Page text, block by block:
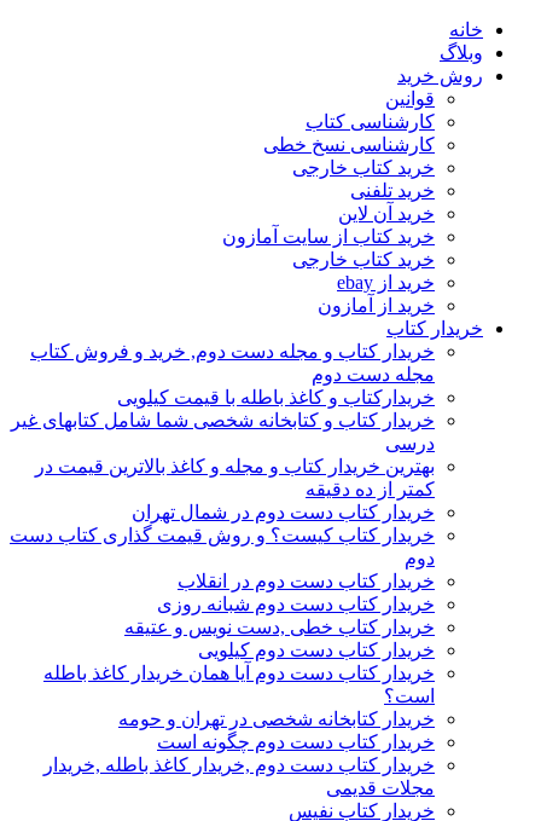
خانه
وبلاگ
روش خرید
قوانین
کارشناسی کتاب
کارشناسی نسخ خطی
خرید کتاب خارجی
خرید تلفنی
خرید آن لاین
خرید کتاب از سایت آمازون
خرید کتاب خارجی
خرید از ebay
خرید از آمازون
خریدار کتاب
خریدار کتاب و مجله دست دوم, خرید و فروش کتاب
مجله دست دوم
خریدارکتاب و کاغذ باطله با قیمت کیلویی
خریدار کتاب و کتابخانه شخصی شما شامل کتابهای غیر
درسی
بهترین خریدار کتاب و مجله و کاغذ بالاترین قیمت در
کمتر از ده دقیقه
خریدار کتاب دست دوم در شمال تهران
خریدار کتاب کیست؟ و روش قیمت گذاری کتاب دست
دوم
خریدار کتاب دست دوم در انقلاب
خریدار کتاب دست دوم شبانه روزی
خریدار کتاب خطی ,دست نویس و عتیقه
خریدار کتاب دست دوم کیلویی
خریدار کتاب دست دوم آیا همان خریدار کاغذ باطله
است؟
خریدار کتابخانه شخصی در تهران و حومه
خریدار کتاب دست دوم چگونه است
خریدار کتاب دست دوم ,خریدار کاغذ باطله ,خریدار
مجلات قدیمی
خریدار کتاب نفیس